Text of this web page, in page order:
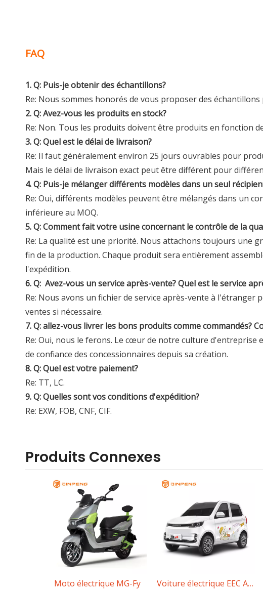
FAQ
1. Q: Puis-je obtenir des échantillons?
Re: Nous sommes honorés de vous proposer des
2. Q: Avez-vous les produits en stock?
Re: Non. Tous les produits doivent être produits en fonction
3. Q: Quel est le délai de livraison?
Re: Il faut généralement environ 25 jours ouvrables pour
Mais le délai de livraison exact peut être différent pour
4. Q: Puis-je mélanger différents modèles dans un seul
Re: Oui, différents modèles peuvent être mélangés dans un
inférieure au MOQ.
5. Q: Comment fait votre usine concernant le contrôle de la
Re: La qualité est une priorité. Nous attachons toujours une
fin de la production. Chaque produit sera entièrement
l'expédition.
6. Q: Avez-vous un service après-vente? Quel est le service
Re: Nous avons un fichier de service après-vente à
ventes si nécessaire.
7. Q: allez-vous livrer les bons produits comme commandés?
Re: Oui, nous le ferons. Le cœur de notre culture
de confiance des concessionnaires depuis sa création.
8. Q: Quel est votre paiement?
Re: TT, LC.
9. Q: Quelles sont vos conditions d'expédition?
Re: EXW, FOB, CNF, CIF.
Produits Connexes
Moto électrique MG-Fy Voiture électrique EEC Amy